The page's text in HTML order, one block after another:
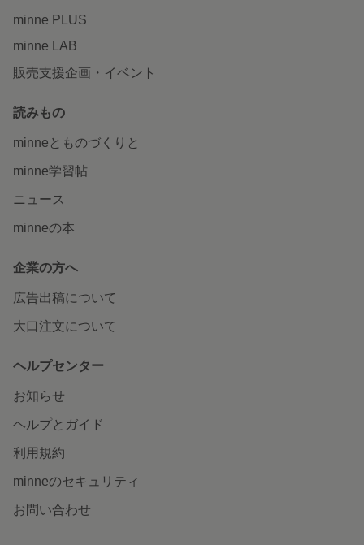
minne PLUS
minne LAB
販売支援企画・イベント
読みもの
minneとものづくりと
minne学習帖
ニュース
minneの本
企業の方へ
広告出稿について
大口注文について
ヘルプセンター
お知らせ
ヘルプとガイド
利用規約
minneのセキュリティ
お問い合わせ